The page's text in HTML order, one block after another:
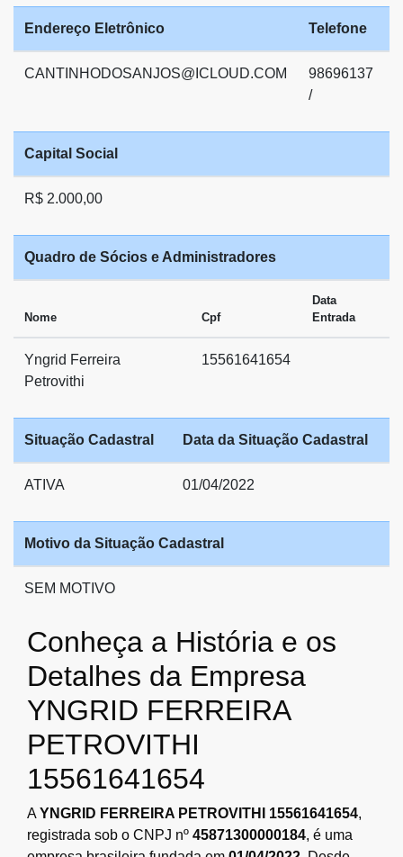
Endereço Eletrônico Telefone
CANTINHODOSANJOS@ICLOUD.COM
98696137
/
Capital Social
R$ 2.000,00
Quadro de Sócios e Administradores
Nome Cpf
Data
Entrada
Yngrid Ferreira
Petrovithi
15561641654
Situação Cadastral Data da Situação Cadastral
ATIVA 01/04/2022
Motivo da Situação Cadastral
SEM MOTIVO
Conheça a História e os
Detalhes da Empresa
YNGRID FERREIRA
PETROVITHI
15561641654
AYNGRID FERREIRA PETROVITHI 15561641654,
registrada sob o CNPJ nº 45871300000184, é uma